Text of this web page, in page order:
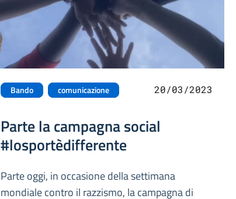
Bando comunicazione 20/03/2023
Parte la campagna social
#losportèdifferente
Parte oggi, in occasione della settimana
mondiale contro il razzismo, la campagna di